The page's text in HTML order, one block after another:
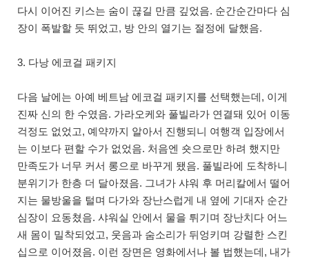
다시 이어진 키스는 숨이 끊길 만큼 깊었음. 순간순간마다 심
장이 폭발할 듯 뛰었고, 방 안의 열기는 절정에 달했음.
3. 다낭 에코걸 패키지
다음 날에는 아예 베트남 에코걸 패키지를 선택했는데, 이게
진짜 신의 한 수였음. 가라오케와 풀빌라가 연결돼 있어 이동
걱정도 없었고, 예약까지 알아서 진행되니 여행객 입장에서
는 이보다 편할 수가 없었음. 처음엔 숏으로만 하려 했지만
만족도가 너무 커서 롱으로 바꾸게 됐음. 풀빌라에 도착하니
분위기가 한층 더 달아졌음. 그녀가 샤워 후 머리칼에서 떨어
지는 물방울을 털며 다가와 장난스럽게 내 옆에 기대자 순간
심장이 요동쳤음. 샤워실 안에서 물을 튀기며 장난치다 어느
새 몸이 밀착되었고, 웃음과 숨소리가 뒤엉키며 강렬한 스킨
십으로 이어졌음. 이런 장면은 영화에서나 볼 법했는데, 내가